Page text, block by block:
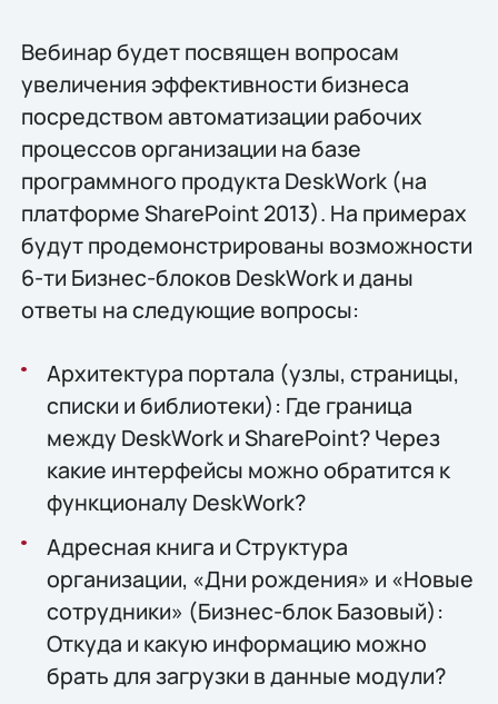
Вебинар будет посвящен вопросам
увеличения эффективности бизнеса
посредством автоматизации рабочих
процессов организации на базе
программного продукта DeskWork (на
платформе SharePoint 2013). На примерах
будут продемонстрированы возможности
6-ти Бизнес-блоков DeskWork и даны
ответы на следующие вопросы:
Архитектура портала (узлы, страницы,
списки и библиотеки): Где граница
между DeskWork и SharePoint? Через
какие интерфейсы можно обратится к
функционалу DeskWork?
Адресная книга и Структура
организации, «Дни рождения» и «Новые
сотрудники» (Бизнес-блок Базовый):
Откуда и какую информацию можно
брать для загрузки в данные модули?